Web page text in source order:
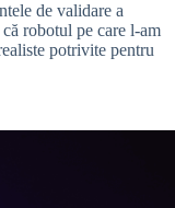
de validare a
robotul pe care l-am
potrivite pentru